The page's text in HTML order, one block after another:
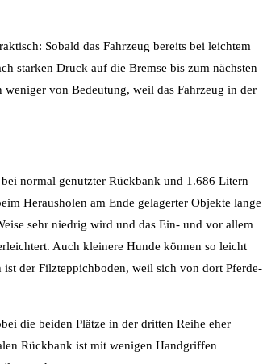
Sobald das Fahrzeug bereits bei leichtem
starken Druck auf die Bremse bis zum nächsten
von Bedeutung, weil das Fahrzeug in der
normal genutzter Rückbank und 1.686 Litern
Herausholen am Ende gelagerter Objekte lange
sehr niedrig wird und das Ein- und vor allem
Auch kleinere Hunde können so leicht
der Filzteppichboden, weil sich von dort Pferde-
die beiden Plätze in der dritten Reihe eher
Rückbank ist mit wenigen Handgriffen